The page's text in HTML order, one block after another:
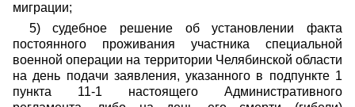
миграции;
5) судебное решение об установлении факта
постоянного проживания участника специальной
военной операции на территории Челябинской области
на день подачи заявления, указанного в подпункте 1
пункта 11-1 настоящего Административного